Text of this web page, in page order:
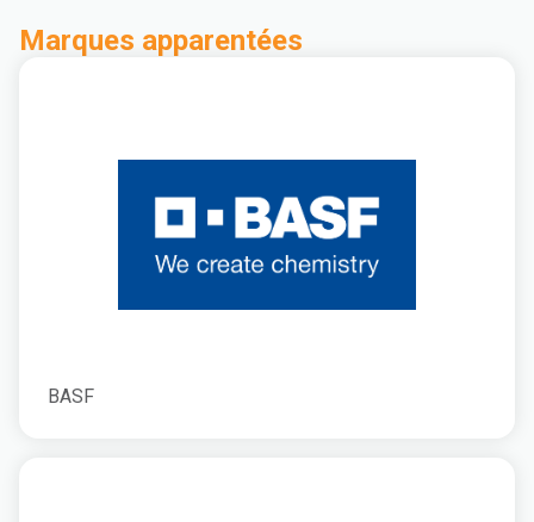
Marques apparentées
BASF